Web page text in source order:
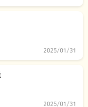
2025/01/31
2025/01/31